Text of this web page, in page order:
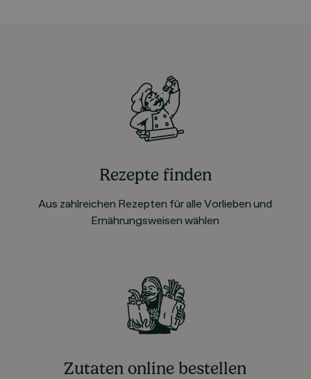
Rezepte finden
Aus zahlreichen Rezepten für alle Vorlieben und
Ernährungsweisen wählen
Zutaten online bestellen